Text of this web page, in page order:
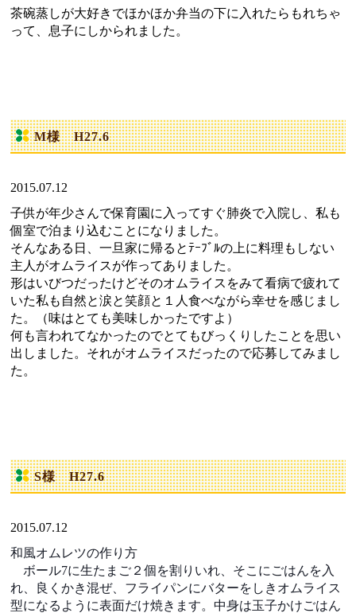
茶碗蒸しが大好きでほかほか弁当の下に入れたらもれちゃ
って、息子にしかられました。
M様 H27.6
2015.07.12
子供が年少さんで保育園に入ってすぐ肺炎で入院し、私も
個室で泊まり込むことになりました。
そんなある日、一旦家に帰るとﾃｰﾌﾞﾙの上に料理もしない
主人がオムライスが作ってありました。
形はいびつだったけどそのオムライスをみて看病で疲れて
いた私も自然と涙と笑顔と１人食べながら幸せを感じまし
た。（味はとても美味しかったですよ）
何も言われてなかったのでとてもびっくりしたことを思い
出しました。それがオムライスだったので応募してみまし
た。
S様 H27.6
2015.07.12
和風オムレツの作り方
ボール7に生たまご２個を割りいれ、そこにごはんを入
れ、良くかき混ぜ、フライパンにバターをしきオムライス
型になるように表面だけ焼きます。中身は玉子かけごはん